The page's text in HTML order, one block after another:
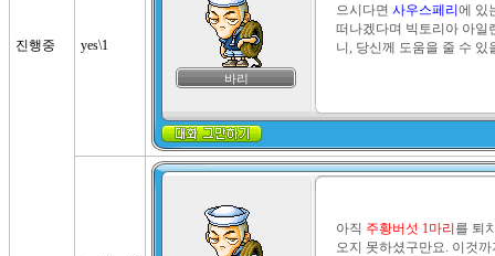
진행중 yes\1
바리
으시다면 사우스페리 에 있
떠나겠다며 빅토리아 아일
니, 당신께 도움을 줄 수 있
아직 주황버섯 1마리 를 퇴
오지 못하셨구만요. 이것